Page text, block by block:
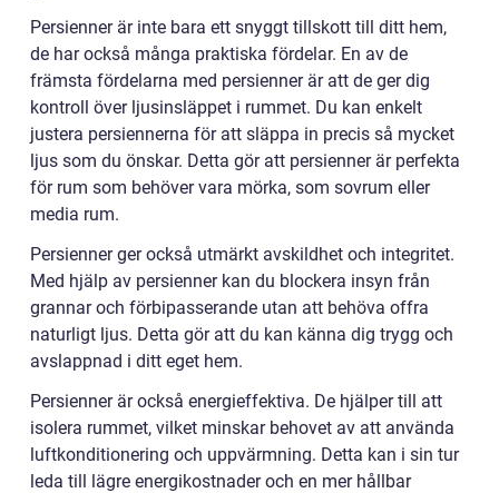
Persienner är inte bara ett snyggt tillskott till ditt hem,
de har också många praktiska fördelar. En av de
främsta fördelarna med persienner är att de ger dig
kontroll över ljusinsläppet i rummet. Du kan enkelt
justera persiennerna för att släppa in precis så mycket
ljus som du önskar. Detta gör att persienner är perfekta
för rum som behöver vara mörka, som sovrum eller
media rum.
Persienner ger också utmärkt avskildhet och integritet.
Med hjälp av persienner kan du blockera insyn från
grannar och förbipasserande utan att behöva offra
naturligt ljus. Detta gör att du kan känna dig trygg och
avslappnad i ditt eget hem.
Persienner är också energieffektiva. De hjälper till att
isolera rummet, vilket minskar behovet av att använda
luftkonditionering och uppvärmning. Detta kan i sin tur
leda till lägre energikostnader och en mer hållbar